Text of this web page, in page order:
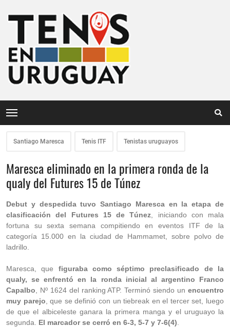
Santiago Maresca Tenis ITF Tenistas uruguayos
Maresca eliminado en la primera ronda de la
qualy del Futures 15 de Túnez
Debut y despedida tuvo Santiago Maresca en la etapa de
clasificación del Futures 15 de Túnez , iniciando con mala
fortuna su sexta semana compitiendo en eventos ITF de la
categoría 15.000 en la ciudad de Hammamet, sobre polvo de
ladrillo.
Maresca, que figuraba como séptimo preclasificado de la
qualy, se enfrentó en la ronda inicial al argentino Franco
Capalbo , Nº 1624 del ranking ATP. Terminó siendo un encuentro
muy parejo , que se definió con un tiebreak en el tercer set, luego
de que el albiceleste ganara la primera manga y el uruguayo la
segunda. El marcador se cerró en 6-3, 5-7 y 7-6(4)